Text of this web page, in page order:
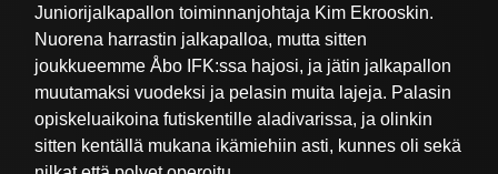
Juniorijalkapallon toiminnanjohtaja Kim Ekrooskin.
Nuorena harrastin jalkapalloa, mutta sitten
joukkueemme Åbo IFK:ssa hajosi, ja jätin jalkapallon
muutamaksi vuodeksi ja pelasin muita lajeja. Palasin
opiskeluaikoina futiskentille aladivarissa, ja olinkin
sitten kentällä mukana ikämiehiin asti, kunnes oli sekä